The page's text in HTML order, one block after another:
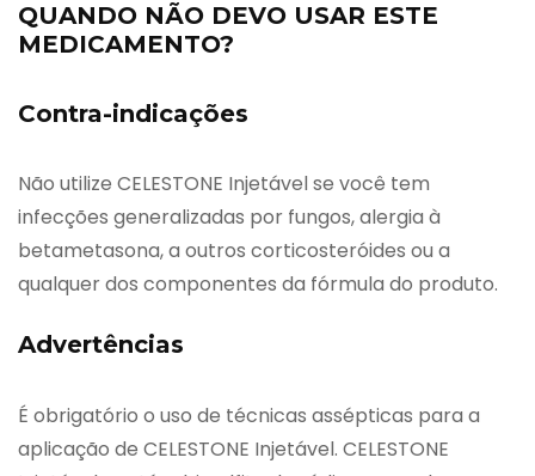
QUANDO NÃO DEVO USAR ESTE
MEDICAMENTO?
Contra-indicações
Não utilize CELESTONE Injetável se você tem
infecções generalizadas por fungos, alergia à
betametasona, a outros corticosteróides ou a
qualquer dos componentes da fórmula do produto.
Advertências
É obrigatório o uso de técnicas assépticas para a
aplicação de CELESTONE Injetável. CELESTONE